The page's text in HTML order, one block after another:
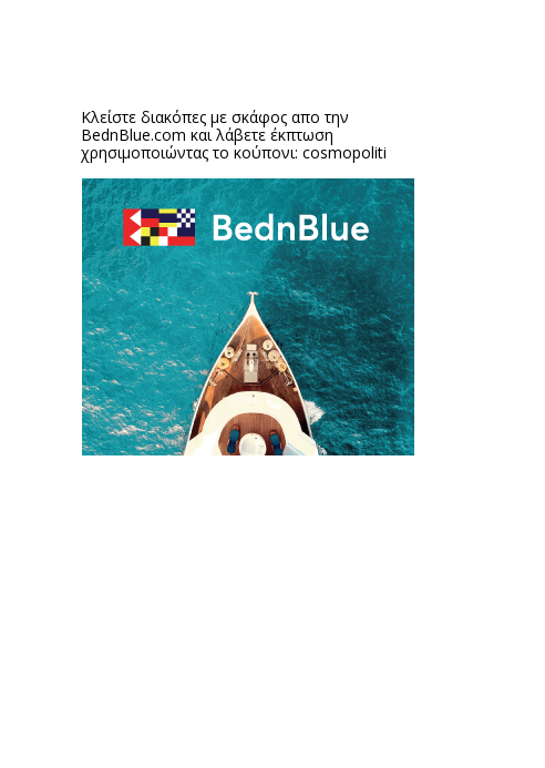
Κλείστε διακόπες με σκάφος απο την
BednBlue.com και λάβετε έκπτωση
χρησιμοποιώντας το κούπονι: cosmopoliti